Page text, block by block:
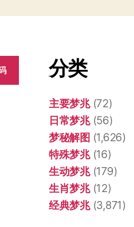
分类
主要梦兆(72)
日常梦兆(56)
梦秘解图 (1,626)
特殊梦兆(16)
生动梦兆(179)
生肖梦兆(12)
经典梦兆(3,871)